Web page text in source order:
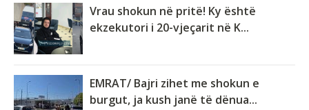
Vrau shokun në pritë! Ky është
ekzekutori i 20-vjeçarit në K...
EMRAT/ Bajri zihet me shokun e
burgut, ja kush janë të dënua...